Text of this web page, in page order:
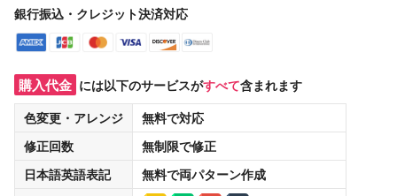
銀行振込・クレジット決済対応
購入代金 には以下のサービスがすべて含まれます
色変更・アレンジ
無料で対応
修正回数
無制限で修正
日本語英語表記
無料で両パターン作成